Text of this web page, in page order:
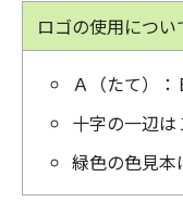
ロゴの使用につい
Ａ（たて）
十字の一辺は
緑色の色見本